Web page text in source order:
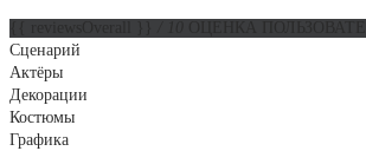
Сценарий
Актёры
Декорации
Костюмы
Графика